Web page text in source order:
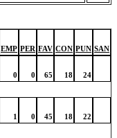
EMP PER FAV CON PUN SAN
0 0 65 18 24
1 0 45 18 22